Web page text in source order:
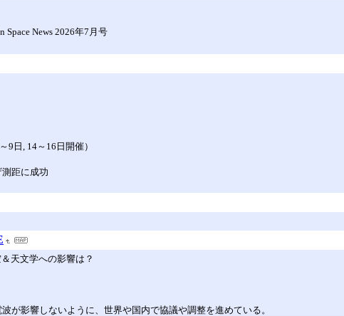
News 2026年7月号
日, 14～16日開催）
距に成功
天文学への影響は？
が影響しないように、世界や国内で協議や調整を進めている。